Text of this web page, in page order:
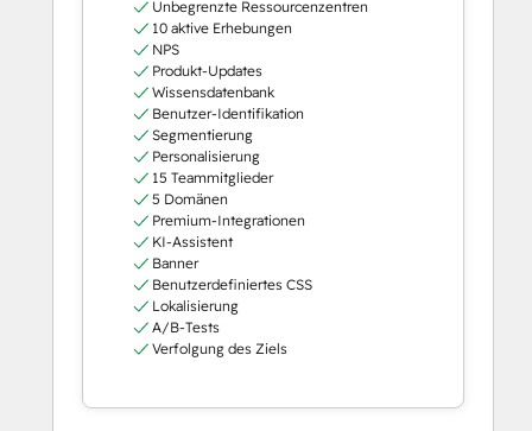
Unbegrenzte Ressourcenzentren
10 aktive Erhebungen
NPS
Produkt-Updates
Wissensdatenbank
Benutzer-Identifikation
Segmentierung
Personalisierung
15 Teammitglieder
5 Domänen
Premium-Integrationen
KI-Assistent
Banner
Benutzerdefiniertes CSS
Lokalisierung
A/B-Tests
Verfolgung des Ziels